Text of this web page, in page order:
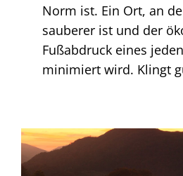
Norm ist. Ein Ort, an
sauberer ist und der
Fußabdruck eines
minimiert wird. Klingt